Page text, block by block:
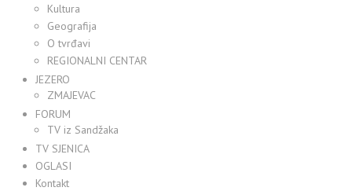
Kultura
Geografija
O tvrđavi
REGIONALNI CENTAR
JEZERO
ZMAJEVAC
FORUM
TV iz Sandžaka
TV SJENICA
OGLASI
Kontakt